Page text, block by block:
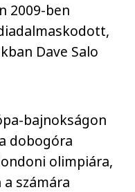
2009-ben
Dave Salo
bajnokságon
dobogóra
olimpiára,
számára